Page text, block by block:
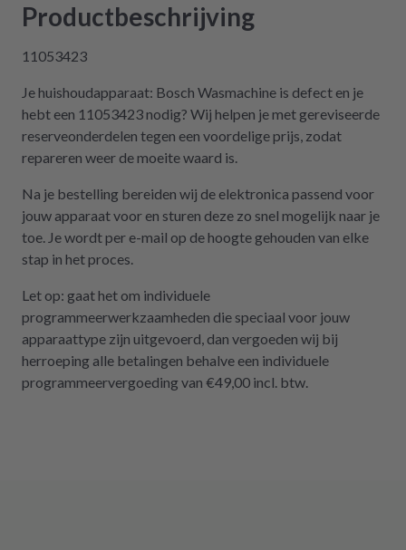
Träumchen. Danke, danke, danke. Wilk gar
nicht erst wissen, was der Mieltechniker
gekostet hätte. Ich hoffe, wir werden in
zurückgreifen müssen. Aber gut zu wissen,
dass es diese Möglichkeit gibt! Werden wir
definitiv weiter empfehlen.
Productbeschrijving
11053423
Je huishoudapparaat: Bosch Wasmachine is defect en je
hebt een 11053423 nodig? Wij helpen je met gereviseerde
reserveonderdelen tegen een voordelige prijs, zodat
repareren weer de moeite waard is.
Na je bestelling bereiden wij de elektronica passend voor
jouw apparaat voor en sturen deze zo snel mogelijk naar je
toe. Je wordt per e-mail op de hoogte gehouden van elke
stap in het proces.
Let op: gaat het om individuele
programmeerwerkzaamheden die speciaal voor jouw
apparaattype zijn uitgevoerd, dan vergoeden wij bij
herroeping alle betalingen behalve een individuele
programmeervergoeding van €49,00 incl. btw.